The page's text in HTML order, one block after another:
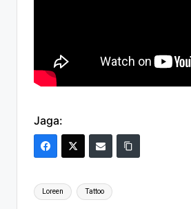
Jaga:
Tags:
Loreen Tattoo